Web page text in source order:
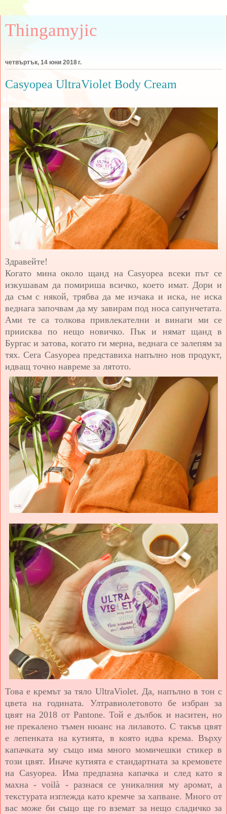
Thingamyjic
четвъртък, 14 юни 2018 г.
Casyopea UltraViolet Body Cream
Здравейте!
Когато мина около щанд на Casyopea всеки път се
изкушавам да помириша всичко, което имат. Дори и
да съм с някой, трябва да ме изчака и иска, не иска
веднага започвам да му завирам под носа сапунчетата.
Ами те са толкова привлекателни и винаги ми се
приисква по нещо новичко. Пък и нямат щанд в
Бургас и затова, когато ги мерна, веднага се залепям за
тях. Сега Casyopea представиха напълно нов продукт,
идващ точно навреме за лятото.
Това е кремът за тяло UltraViolet. Да, напълно в тон с
цвета на годината. Ултравиолетовото бе избран за
цвят на 2018 от Pantone. Той е дълбок и наситен, но
не прекалено тъмен нюанс на лилавото. С такъв цвят
е лепенката на кутията, в която идва крема. Върху
капачката му също има много момичешки стикер в
този цвят. Иначе кутията е стандартната за кремовете
на Casyopea. Има предпазна капачка и след като я
махна - voilà - разнася се уникалния му аромат, а
текстурата изглежда като кремче за хапване. Много от
вас може би също ще го вземат за нещо сладичко за